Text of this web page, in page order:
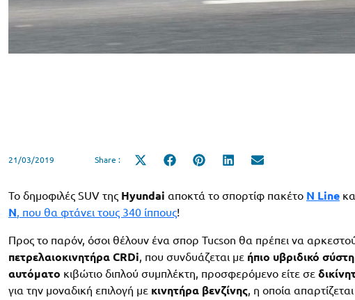
21/03/2019 Share :
Share
Share
Share
Share
To δημοφιλές SUV της Hyundai αποκτά το σπορτίφ πακέτο N Line
Ν, που θα φτάνει τους 340 ίππους!
Προς το παρόν, όσοι θέλουν ένα σπορ Tucson θα πρέπει να
πετρελαιοκινητήρα CRDi, που συνδυάζεται με ήπιο υβριδικό
αυτόματο κιβώτιο διπλού συμπλέκτη, προσφερόμενο είτε σε
για την μοναδική επιλογή με κινητήρα βενζίνης, η οποία